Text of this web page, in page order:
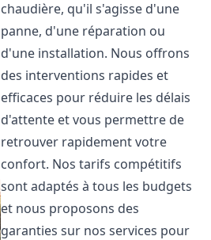
chaudière, qu'il s'agisse d'une
panne, d'une réparation ou
d'une installation. Nous offrons
des interventions rapides et
efficaces pour réduire les délais
d'attente et vous permettre de
retrouver rapidement votre
confort. Nos tarifs compétitifs
sont adaptés à tous les budgets
et nous proposons des
garanties sur nos services pour